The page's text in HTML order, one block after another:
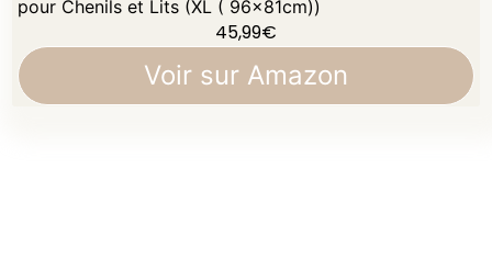
pour Chenils et Lits (XL ( 96x81cm))
45,99€
Voir sur Amazon